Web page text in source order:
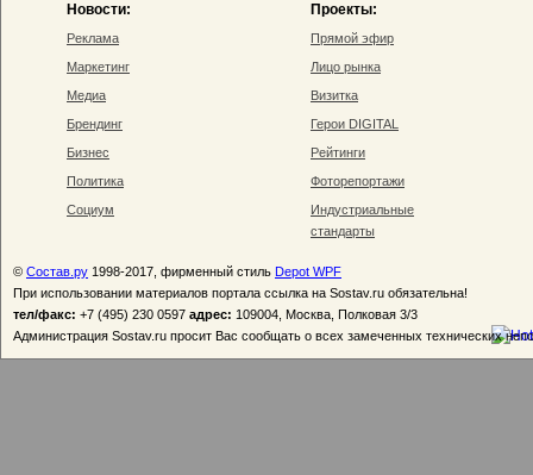
Новости:
Реклама
Маркетинг
Медиа
Брендинг
Бизнес
Политика
Социум
Проекты:
Прямой эфир
Лицо рынка
Визитка
Герои DIGITAL
Рейтинги
Фоторепортажи
Индустриальные
стандарты
© Состав.ру 1998-2017, фирменный стиль Depot WPF
При использовании материалов портала ссылка на Sostav.ru обязательна!
тел/факс: +7 (495) 230 0597 адрес: 109004, Москва, Полковая 3/3
Администрация Sostav.ru просит Вас сообщать о всех замеченных технических